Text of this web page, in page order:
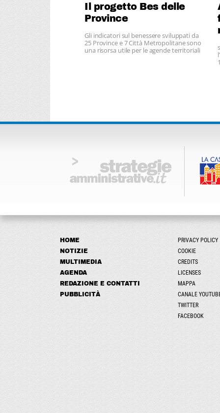
Il progetto Bes delle
Province
Gli indicatori sul benessere sviluppati da
25 Province e 7 Città Metropolitane sono
una risorsa utile per le agende territoriali
HOME
NOTIZIE
MULTIMEDIA
AGENDA
REDAZIONE E CONTATTI
PUBBLICITÀ
PRIVACY POLICY
COOKIE
CREDITS
LICENSES
MAPPA
CANALE
TWITTER
FACEBOOK